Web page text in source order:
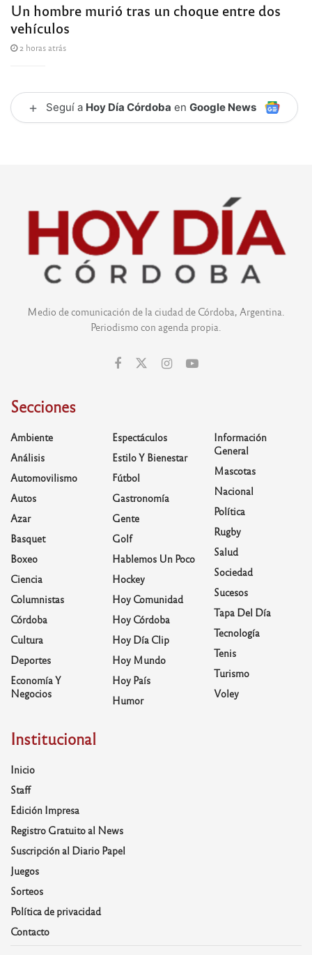
Un hombre murió tras un choque entre dos
vehículos
2 horas atrás
+ Seguí a Hoy Día Córdoba en Google News
Medio de comunicación de la ciudad de Córdoba, Argentina.
Periodismo con agenda propia.
Secciones
Ambiente
Análisis
Automovilismo
Autos
Azar
Basquet
Boxeo
Ciencia
Columnistas
Córdoba
Cultura
Deportes
Economía Y
Negocios
Espectáculos
Estilo Y Bienestar
Fútbol
Gastronomía
Gente
Golf
Hablemos Un Poco
Hockey
Hoy Comunidad
Hoy Córdoba
Hoy Día Clip
Hoy Mundo
Hoy País
Humor
Información
General
Mascotas
Nacional
Política
Rugby
Salud
Sociedad
Sucesos
Tapa Del Día
Tecnología
Tenis
Turismo
Voley
Institucional
Inicio
Staff
Edición Impresa
Registro Gratuito al News
Suscripción al Diario Papel
Juegos
Sorteos
Política de privacidad
Contacto